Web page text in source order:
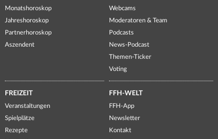
Monatshoroskop
Jahreshoroskop
Partnerhoroskop
Aszendent
Webcams
Moderatoren & Team
Podcasts
News-Podcast
Themen-Ticker
Voting
FREIZEIT
Veranstaltungen
Spielplätze
Rezepte
FFH-WELT
FFH-App
Newsletter
Kontakt